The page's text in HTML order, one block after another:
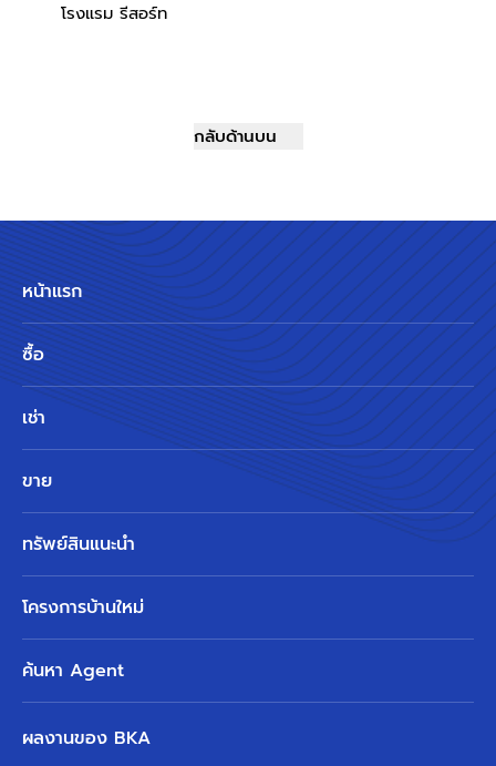
โรงแรม รีสอร์ท
กลับด้านบน
หน้าแรก
ซื้อ
เช่า
ขาย
ทรัพย์สินแนะนำ
โครงการบ้านใหม่
ค้นหา Agent
ผลงานของ BKA